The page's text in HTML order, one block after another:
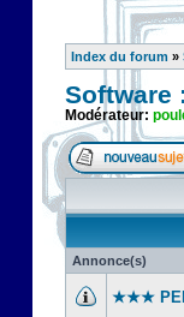
Index du forum »
Software
Modérateur:
Annonce(s)
★★★